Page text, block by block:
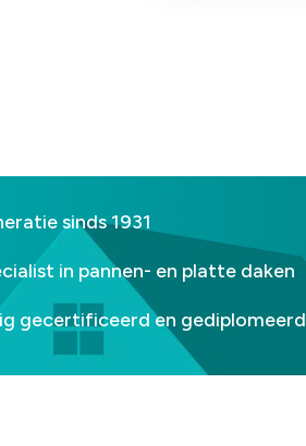
sinds 1931
in pannen- en platte daken
gecertificeerd en gediplomeerd